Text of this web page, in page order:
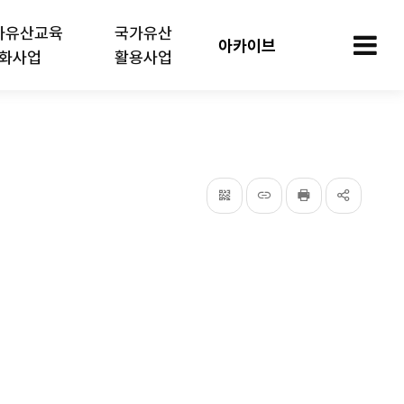
유산교육
사업
국가유산
활용사업
아카이브
QRcode 주소복사 프린터